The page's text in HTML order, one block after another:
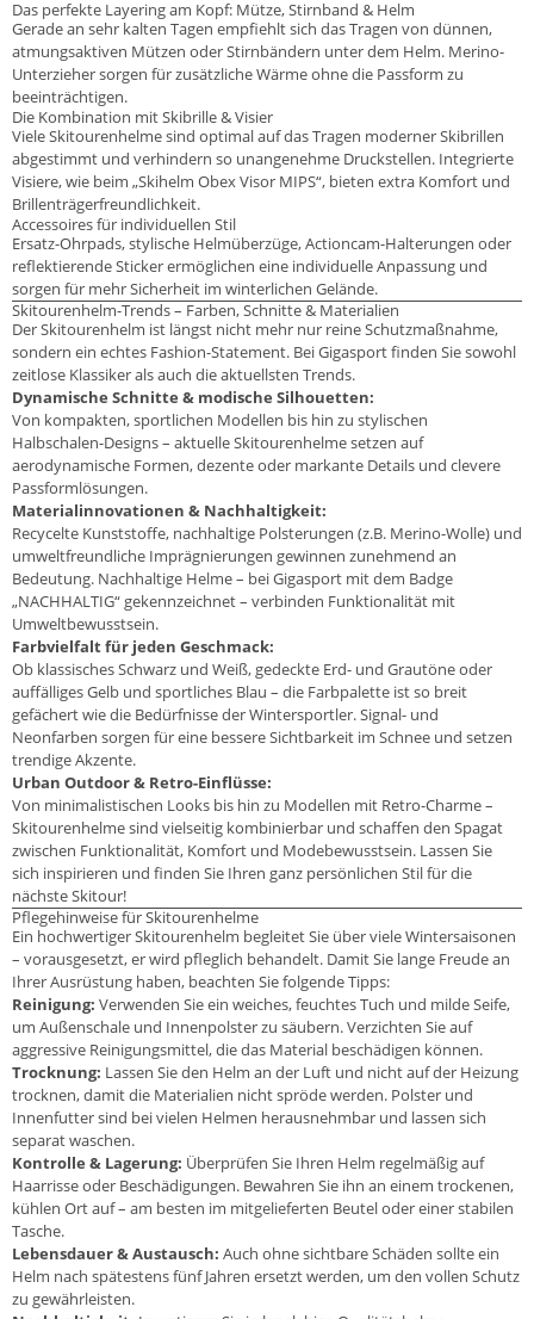
Das perfekte Layering am Kopf: Mütze, Stirnband & Helm
Gerade an sehr kalten Tagen empfiehlt sich das Tragen von dünnen,
atmungsaktiven Mützen oder Stirnbändern unter dem Helm. Merino-
Unterzieher sorgen für zusätzliche Wärme ohne die Passform zu
beeinträchtigen.
Die Kombination mit Skibrille & Visier
Viele Skitourenhelme sind optimal auf das Tragen moderner Skibrillen
abgestimmt und verhindern so unangenehme Druckstellen. Integrierte
Visiere, wie beim „Skihelm Obex Visor MIPS“, bieten extra Komfort und
Brillenträgerfreundlichkeit.
Accessoires für individuellen Stil
Ersatz-Ohrpads, stylische Helmüberzüge, Actioncam-Halterungen oder
reflektierende Sticker ermöglichen eine individuelle Anpassung und
sorgen für mehr Sicherheit im winterlichen Gelände.
Skitourenhelm-Trends – Farben, Schnitte & Materialien
Der Skitourenhelm ist längst nicht mehr nur reine Schutzmaßnahme,
sondern ein echtes Fashion-Statement. Bei Gigasport finden Sie sowohl
zeitlose Klassiker als auch die aktuellsten Trends.
Dynamische Schnitte & modische Silhouetten:
Von kompakten, sportlichen Modellen bis hin zu stylischen
Halbschalen-Designs – aktuelle Skitourenhelme setzen auf
aerodynamische Formen, dezente oder markante Details und clevere
Passformlösungen.
Materialinnovationen & Nachhaltigkeit:
Recycelte Kunststoffe, nachhaltige Polsterungen (z.B. Merino-Wolle) und
umweltfreundliche Imprägnierungen gewinnen zunehmend an
Bedeutung. Nachhaltige Helme – bei Gigasport mit dem Badge
„NACHHALTIG“ gekennzeichnet – verbinden Funktionalität mit
Umweltbewusstsein.
Farbvielfalt für jeden Geschmack:
Ob klassisches Schwarz und Weiß, gedeckte Erd- und Grautöne oder
auffälliges Gelb und sportliches Blau – die Farbpalette ist so breit
gefächert wie die Bedürfnisse der Wintersportler. Signal- und
Neonfarben sorgen für eine bessere Sichtbarkeit im Schnee und setzen
trendige Akzente.
Urban Outdoor & Retro-Einflüsse:
Von minimalistischen Looks bis hin zu Modellen mit Retro-Charme –
Skitourenhelme sind vielseitig kombinierbar und schaffen den Spagat
zwischen Funktionalität, Komfort und Modebewusstsein. Lassen Sie
sich inspirieren und finden Sie Ihren ganz persönlichen Stil für die
nächste Skitour!
Pflegehinweise für Skitourenhelme
Ein hochwertiger Skitourenhelm begleitet Sie über viele Wintersaisonen
– vorausgesetzt, er wird pfleglich behandelt. Damit Sie lange Freude an
Ihrer Ausrüstung haben, beachten Sie folgende Tipps:
Reinigung: Verwenden Sie ein weiches, feuchtes Tuch und milde Seife,
um Außenschale und Innenpolster zu säubern. Verzichten Sie auf
aggressive Reinigungsmittel, die das Material beschädigen können.
Trocknung: Lassen Sie den Helm an der Luft und nicht auf der Heizung
trocknen, damit die Materialien nicht spröde werden. Polster und
Innenfutter sind bei vielen Helmen herausnehmbar und lassen sich
separat waschen.
Kontrolle & Lagerung: Überprüfen Sie Ihren Helm regelmäßig auf
Haarrisse oder Beschädigungen. Bewahren Sie ihn an einem trockenen,
kühlen Ort auf – am besten im mitgelieferten Beutel oder einer stabilen
Tasche.
Lebensdauer & Austausch: Auch ohne sichtbare Schäden sollte ein
Helm nach spätestens fünf Jahren ersetzt werden, um den vollen Schutz
zu gewährleisten.